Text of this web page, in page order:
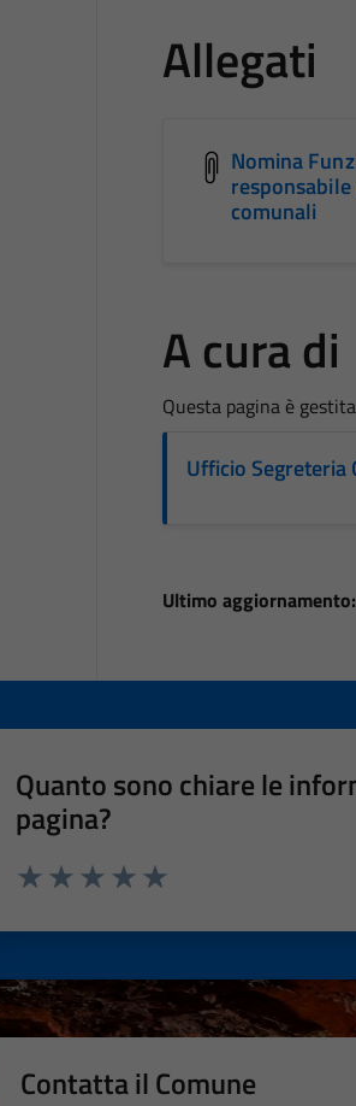
Allegati
Nomina
comunali
A cura di
Questa pagina è
Ufficio Segreteria
Ultimo aggiornamento:
Quanto sono chiare le
pagina?
Contatta il Comune